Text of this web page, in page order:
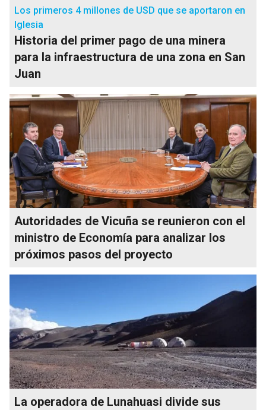
Los primeros 4 millones de USD que se aportaron en
Iglesia
Historia del primer pago de una minera
para la infraestructura de una zona en San
Juan
Autoridades de Vicuña se reunieron con el
ministro de Economía para analizar los
próximos pasos del proyecto
La operadora de Lunahuasi divide sus